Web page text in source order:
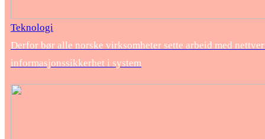
Teknologi
Derfor bør alle norske virksomheter sette arbeid med
informasjonssikkerhet i system